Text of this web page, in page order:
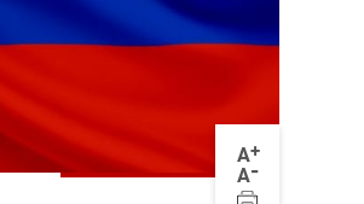
A+
A-